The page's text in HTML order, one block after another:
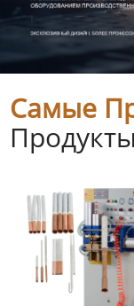
Самые
Продукты